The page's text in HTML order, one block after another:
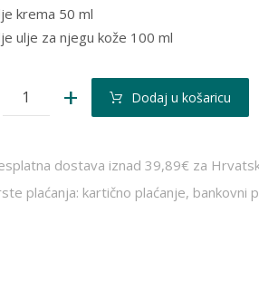
krema 50 ml
ulje za njegu kože 100 ml
+ Dodaj u košaricu
dostava iznad 39,89€ za
plaćanja: kartično plaćanje, bankovni